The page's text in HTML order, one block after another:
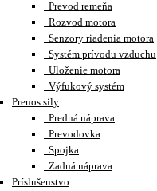
Prevod remeňa
Rozvod motora
Senzory riadenia motora
Systém prívodu vzduchu
Uloženie motora
Výfukový systém
Prenos sily
Predná náprava
Prevodovka
Spojka
Zadná náprava
Príslušenstvo